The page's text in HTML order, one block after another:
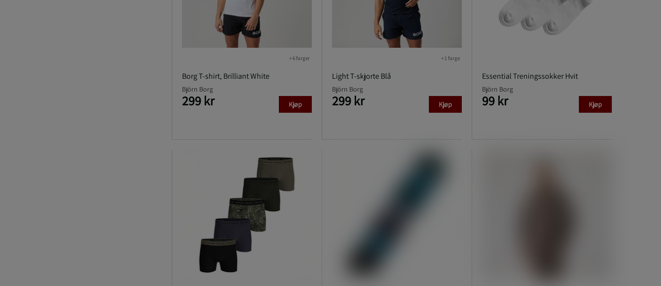
Borg T-shirt, Brilliant White
+ 6 farger
Björn Borg
299 kr Kjøp
Light T-skjorte Blå
+ 1 farge
Björn Borg
299 kr Kjøp
Essential Treningssokker Hvit
Björn Borg
99 kr Kjøp